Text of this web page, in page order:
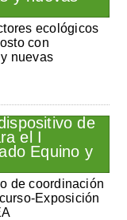
ecológicos
con
nuevas
de coordinación
Exposición